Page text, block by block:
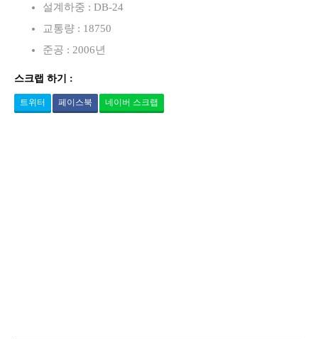
설계하중 : DB-24
교통량 : 18750
준공 : 2006년
스크랩 하기 :
트위터 페이스북 네이버 스크랩